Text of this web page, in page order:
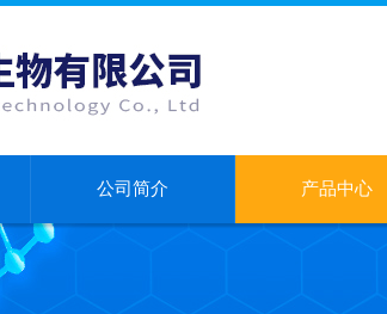
公司简介 产品中心